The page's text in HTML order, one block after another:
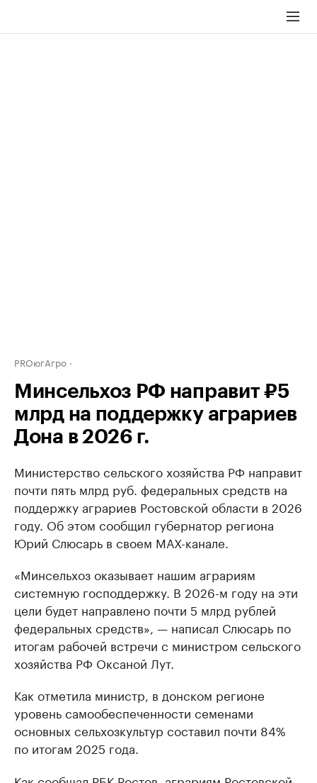
PROюгАгро
Минсельхоз РФ направит ₽5
млрд на поддержку аграриев
Дона в 2026 г.
Министерство сельского хозяйства РФ направит
почти пять млрд руб. федеральных средств на
поддержку аграриев Ростовской области в 2026
году. Об этом сообщил губернатор региона
Юрий Слюсарь в своем МАХ-канале.
«Минсельхоз оказывает нашим аграриям
системную господдержку. В 2026-м году на эти
цели будет направлено почти 5 млрд рублей
федеральных средств», — написал Слюсарь по
итогам рабочей встречи с министром сельского
хозяйства РФ Оксаной Лут.
Как отметила министр, в донском регионе
уровень самообеспеченности семенами
основных сельхозкультур составил почти 84%
по итогам 2025 года.